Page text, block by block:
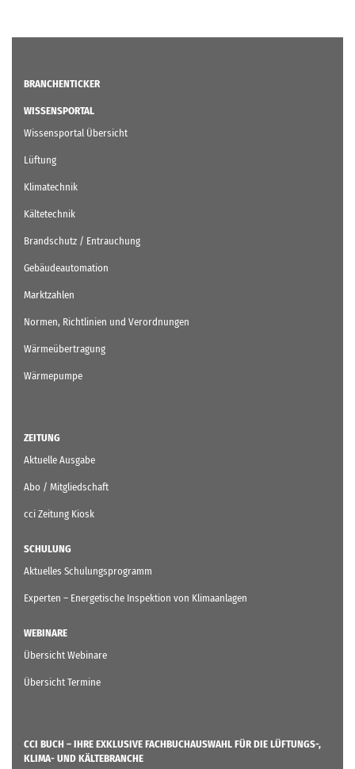
BRANCHENTICKER
WISSENSPORTAL
Wissensportal Übersicht
Lüftung
Klimatechnik
Kältetechnik
Brandschutz / Entrauchung
Gebäudeautomation
Marktzahlen
Normen, Richtlinien und Verordnungen
Wärmeübertragung
Wärmepumpe
ZEITUNG
Aktuelle Ausgabe
Abo / Mitgliedschaft
cci Zeitung Kiosk
SCHULUNG
Aktuelles Schulungsprogramm
Experten – Energetische Inspektion von Klimaanlagen
WEBINARE
Übersicht Webinare
Übersicht Termine
CCI BUCH – IHRE EXKLUSIVE FACHBUCHAUSWAHL FÜR DIE LÜFTUNGS-,
KLIMA- UND KÄLTEBRANCHE